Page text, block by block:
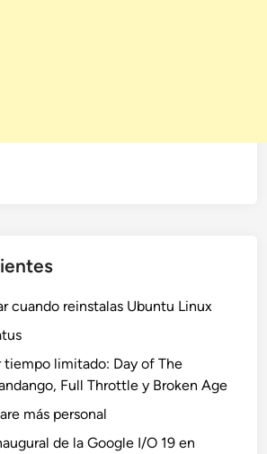
cuando reinstalas Ubuntu Linux
tiempo limitado: Day of The
Full Throttle y Broken Age
más personal
de la Google I/O 19 en